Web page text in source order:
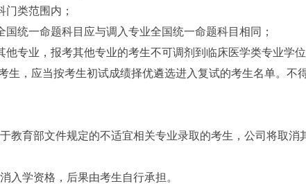
类范围内；
一命题科目应与调入专业全国统一命题科目相同；
业，报考其他专业的考生不可调剂到临床医学类专业学位
，应当按考生初试成绩择优遴选进入复试的考生名单。不
育部文件规定的不适宜相关专业录取的考生，公司将取消
学资格，后果由考生自行承担。